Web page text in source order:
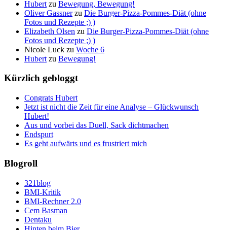
Hubert zu Bewegung, Bewegung!
Oliver Gassnerzu Die Burger-Pizza-Pommes-Diät (ohne
Fotos und Rezepte ;) )
Elizabeth Olsen zu Die Burger-Pizza-Pommes-Diät (ohne
Fotos und Rezepte ;) )
Nicole Luck zu Woche 6
Hubert zu Bewegung!
Kürzlich gebloggt
Congrats Hubert
Jetzt ist nicht die Zeit für eine Analyse – Glückwunsch
Hubert!
Aus und vorbei das Duell, Sack dichtmachen
Endspurt
Es geht aufwärts und es frustriert mich
Blogroll
321blog
BMI-Kritik
BMI-Rechner 2.0
Cem Basman
Dentaku